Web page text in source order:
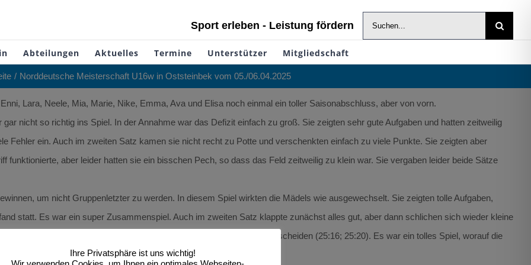
Sport erleben - Leistung fördern
Suche
nach:
Abteilungen Aktuelles Termine Unterstützer Mitgliedschaft
Norddeutsche Meisterschaft U16w in Oststeinbek vom 05./06.04.2025
Lara, Neele, Mia, Marie, Nike, Emma, Ava und Elisa noch einmal ein toller Saisonabschluss, aber von vorn.
nicht so richtig ins Spiel. In der Annahme war das Defizit einfach zu groß. Sie zeigten sehr gute Aufgaben und hatten zeitweilig
Fehler ein. Auch im zweiten Satz kamen sie nicht recht zu Potte und verschenkten einfach zu viele Punkte. Sie zeigten aber
funktionierte, aber leider hatten sie ein bisschen Pech, so dass das Feld zeitweilig zu klein war. Sie vergaben leider beide Sätze
um nicht Gruppenletzter zu werden. In diesem Spiel wirkten die Mädels wie ausgewechselt. Sie zeigten tolle Aufgaben,
statt. Es war ein super Zusammenspiel. Auch im zweiten Satz klappte zunächst alles gut, aber dann schlichen sich wieder kleine
schöne Rettungsaktionen konnten sie aber beide Sätze für sich entscheiden (25:16; 25:20). Es war ein tolles Spiel, worauf die
Ihre Privatsphäre ist uns wichtig!